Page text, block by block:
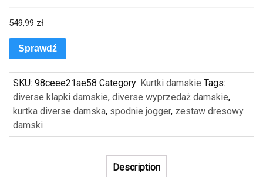
549,99 zł
Sprawdź
SKU: 98ceee21ae58 Category: Kurtki damskie Tags:
diverse klapki damskie, diverse wyprzedaż damskie,
kurtka diverse damska, spodnie jogger, zestaw dresowy
damski
Description